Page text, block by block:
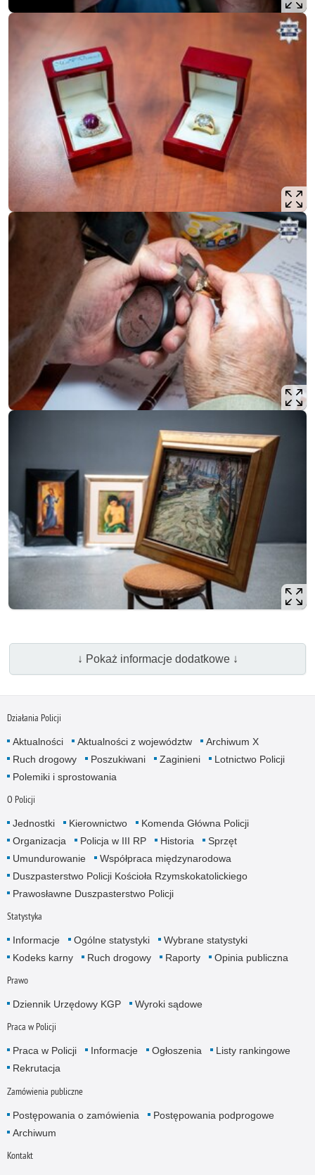
↓ Pokaż informacje dodatkowe ↓
Działania Policji
Aktualności Aktualności z województw
Archiwum X
Ruch drogowy
Poszukiwani Zaginieni
Lotnictwo Policji
Polemiki i sprostowania
O Policji
Jednostki Kierownictwo
Komenda Główna Policji
Organizacja
Policja w III RP Historia
Sprzęt
Umundurowanie
Współpraca międzynarodowa
Duszpasterstwo Policji Kościoła Rzymskokatolickiego
Prawosławne Duszpasterstwo Policji
Statystyka
Informacje Ogólne statystyki
Wybrane statystyki
Kodeks karny
Ruch drogowy Raporty Opinia publiczna
Prawo
Dziennik Urzędowy KGP Wyroki sądowe
Praca w Policji
Praca w Policji Informacje Ogłoszenia
Listy rankingowe
Rekrutacja
Zamówienia publiczne
Postępowania o zamówienia
Postępowania podprogowe
Archiwum
Kontakt